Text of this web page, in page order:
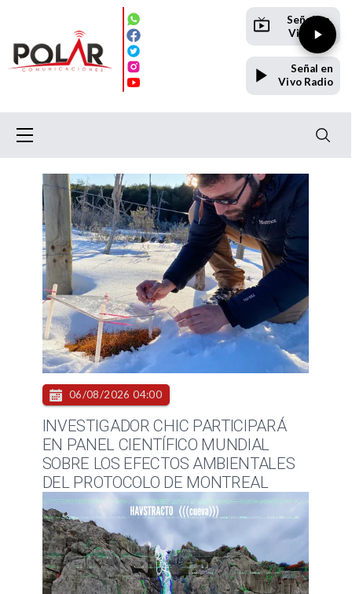
Señal en
Vivo TV
Señal en
Vivo Radio
INVESTIGADOR CHIC PARTICIPARÁ
EN PANEL CIENTÍFICO MUNDIAL
SOBRE LOS EFECTOS AMBIENTALES
DEL PROTOCOLO DE MONTREAL
06/08/2026 04:00